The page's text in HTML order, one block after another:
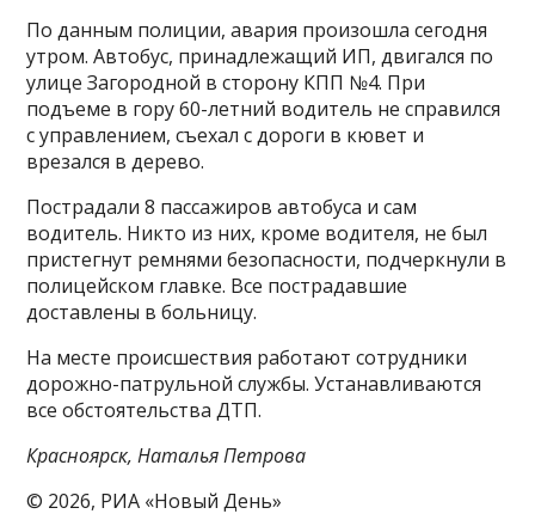
По данным полиции, авария произошла сегодня
утром. Автобус, принадлежащий ИП, двигался по
улице Загородной в сторону КПП №4. При
подъеме в гору 60-летний водитель не справился
с управлением, съехал с дороги в кювет и
врезался в дерево.
Пострадали 8 пассажиров автобуса и сам
водитель. Никто из них, кроме водителя, не был
пристегнут ремнями безопасности, подчеркнули в
полицейском главке. Все пострадавшие
доставлены в больницу.
На месте происшествия работают сотрудники
дорожно-патрульной службы. Устанавливаются
все обстоятельства ДТП.
Красноярск, Наталья Петрова
© 2026, РИА «Новый День»